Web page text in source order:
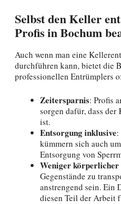
Selbst den Keller
Profis in Bochum
Auch wenn man eine
durchführen kann, bietet die
professionellen Entrümplers
Zeitersparnis: Profis
sorgen dafür, dass
ist.
Entsorgung inklusive
kümmern sich auch
Entsorgung von
Weniger körperlicher
Gegenstände zu
anstrengend sein. Ein
diesen Teil der Arbeit